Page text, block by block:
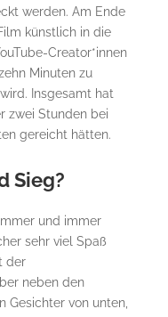
werden. Am Ende
künstlich in die
Creator*innen
Minuten zu
Insgesamt hat
zwei Stunden bei
gereicht hätten.
Sieg?
und immer
sehr viel Spaß
der
neben den
Gesichter von unten,